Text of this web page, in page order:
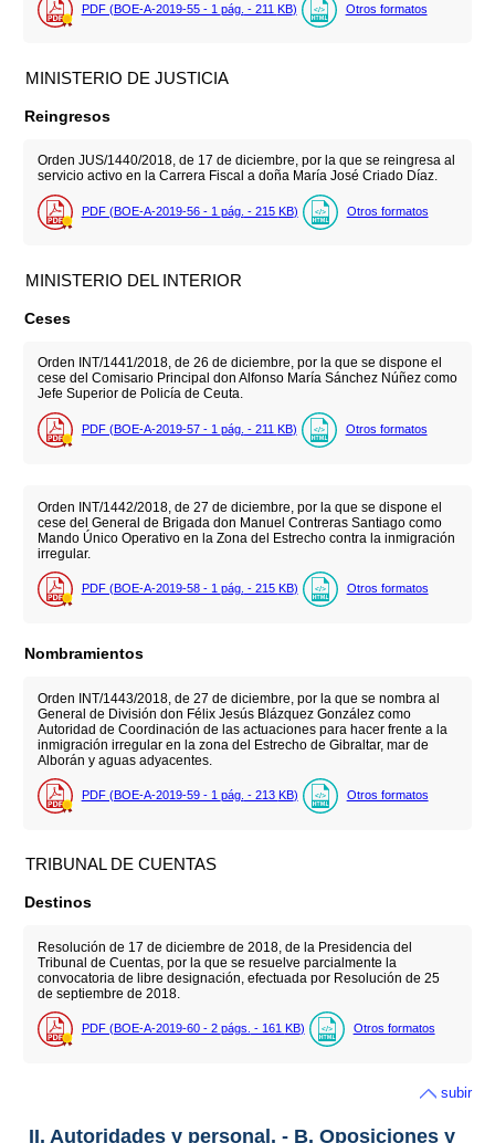
PDF (BOE-A-2019-55 - 1 pág. - 211 KB) Otros formatos
MINISTERIO DE JUSTICIA
Reingresos
Orden JUS/1440/2018, de 17 de diciembre, por la que se reingresa al
servicio activo en la Carrera Fiscal a doña María José Criado Díaz.
PDF (BOE-A-2019-56 - 1 pág. - 215 KB) Otros formatos
MINISTERIO DEL INTERIOR
Ceses
Orden INT/1441/2018, de 26 de diciembre, por la que se dispone el
cese del Comisario Principal don Alfonso María Sánchez Núñez como
Jefe Superior de Policía de Ceuta.
PDF (BOE-A-2019-57 - 1 pág. - 211 KB) Otros formatos
Orden INT/1442/2018, de 27 de diciembre, por la que se dispone el
cese del General de Brigada don Manuel Contreras Santiago como
Mando Único Operativo en la Zona del Estrecho contra la inmigración
irregular.
PDF (BOE-A-2019-58 - 1 pág. - 215 KB) Otros formatos
Nombramientos
Orden INT/1443/2018, de 27 de diciembre, por la que se nombra al
General de División don Félix Jesús Blázquez González como
Autoridad de Coordinación de las actuaciones para hacer frente a la
inmigración irregular en la zona del Estrecho de Gibraltar, mar de
Alborán y aguas adyacentes.
PDF (BOE-A-2019-59 - 1 pág. - 213 KB) Otros formatos
TRIBUNAL DE CUENTAS
Destinos
Resolución de 17 de diciembre de 2018, de la Presidencia del
Tribunal de Cuentas, por la que se resuelve parcialmente la
convocatoria de libre designación, efectuada por Resolución de 25
de septiembre de 2018.
PDF (BOE-A-2019-60 - 2 págs. - 161 KB) Otros formatos
subir
II. Autoridades y personal. - B. Oposiciones y